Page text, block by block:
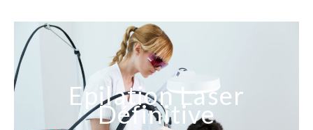
Epilation Laser
Définitive